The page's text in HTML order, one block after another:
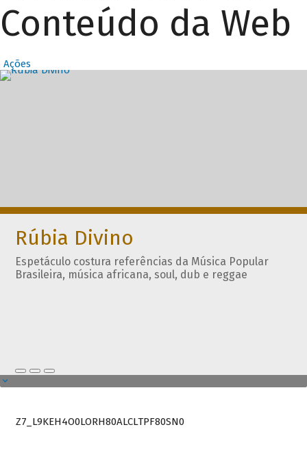
Conteúdo da Web
Ações
Destaques
Rúbia Divino
Espetáculo costura referências da Música Popular
Brasileira, música africana, soul, dub e reggae
Z7_L9KEH4O0LORH80ALCLTPF80SN0